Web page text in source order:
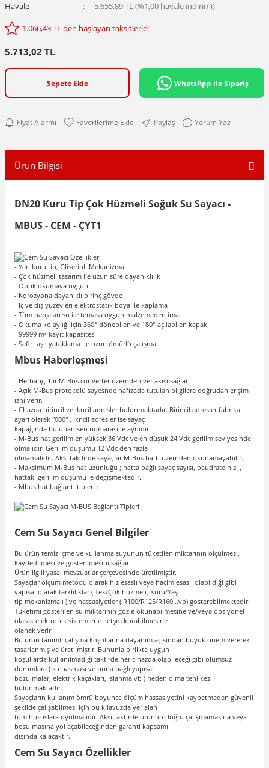
Havale
5.655,89 TL (%1,00 havale indirimi)
1.066,43 TL den başlayan taksitlerle!
5.713,02 TL
Sepete Ekle WhatsApp ile Sipariş
Fiyat Alarmı Paylaş Yorum Yaz
Ürün Bilgisi
DN20 Kuru Tip Çok Hüzmeli Soğuk Su Sayacı -
MBUS - CEM - ÇYT1
- Yarı kuru tip, Gliserinli Mekanizma
- Çok hüzmeli tasarım ile uzun süre dayanıklılık
- Optik okumaya uygun
- Korozyona dayanıklı pirinç gövde
- İç ve dış yüzeyleri elektrostatik boya ile kaplama
- Tüm parçaları su ile temasa uygun malzemeden imal
- Okuma kolaylığı için 360° dönebilen ve 180° açılabilen kapak
- 99999 m³ kayıt kapasitesi
- Safir taşlı yataklama ile uzun ömürlü çalışma
Mbus Haberleşmesi
- Herhangi bir M-Bus converter üzernden ver akışı sağlar.
- Açık M-Bus protokolü sayesnde hafızada tutulan bilgilere doğrudan erişim
izni verir.
- Chazda birincil ve ikncil adresler bulunmaktadır. Birincil adresler fabrika
ayarı olarak "000" , ikncil adresler ise sayaç
kapağında bulunan seri numarası le aynıdır.
- M-Bus hat gerilim en yüksek 36 Vdc ve en düşük 24 Vdc gerilim seviyesinde
olmalıdır. Gerilim düşümü 12 Vdc den fazla
olmamalıdır. Aksi takdirde sayaçlar M-Bus hattı üzernden okunamayabilir.
- Maksimum M-Bus hat uzunluğu ; hatta bağlı sayaç sayısı, baudrate hızı ,
hattaki gerilim düşümü le değişmektedir.
- Mbus hat bağlantı tipleri :
Cem Su Sayacı Genel Bilgiler
Bu ürün temiz içme ve kullanma suyunun tüketilen miktarının ölçülmesi,
kaydedilmesi ve gösterilmesini sağlar.
Ürün ilgili yasal mevzuatlar çerçevesinde üretilmiştir.
Sayaçlar ölçüm metodu olarak hız esaslı veya hacim esaslı olabildiği gibi
yapısal olarak farklılıklar ( Tek/Çok hüzmeli, Kuru/Yaş
tip mekanizmalı ) ve hassasiyetler ( R100/R125/R160...vb) gösterebilmektedir.
Tüketimi gösterilen su miktarının gözle okunabilmesine ve/veya opsiyonel
olarak elektronik sistemlerle iletşm kurabilmesine
olanak verir.
Bu ürün tanımlı çalışma koşullarına dayanım açısından büyük önem vererek
tasarlanmış ve üretilmiştir. Bununla birlikte uygun
koşullarda kullanılmadığı taktirde her cihazda olabileceği gibi olumsuz
durumlara ( su basması ve buna bağlı yapısal
bozulmalar, elektrik kaçakları, ıslanma vb ) neden olma tehlikesi
bulunmaktadır.
Sayaçların kullanım ömrü boyunca ölçüm hassasiyetini kaybetmeden güvenli
şekilde çalışabilmesi için bu kılavuzda yer alan
tüm hususlara uyulmalıdır. Aksi taktirde ürünün doğru çalışmamasına veya
bozulmasına yol açabileceğinden garanti kapsamı
dışında kalacaktır.
Cem Su Sayacı Özellikler